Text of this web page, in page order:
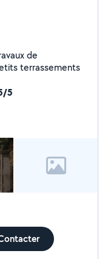
de
terrassements
5